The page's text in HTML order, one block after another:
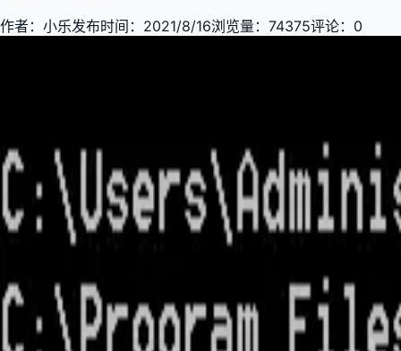
作者： 小乐发布时间： 2021/8/16浏览量： 74375评论： 0